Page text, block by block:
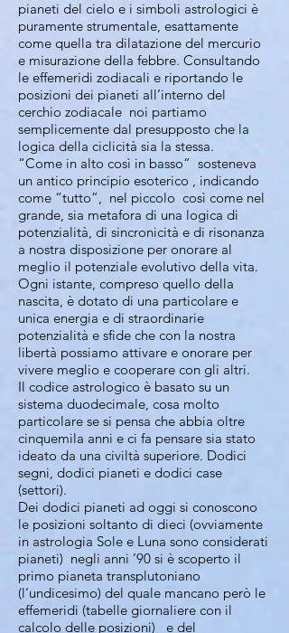
pianeti del cielo e i simboli astrologici è
puramente strumentale, esattamente
come quella tra dilatazione del mercurio
e misurazione della febbre. Consultando
le effemeridi zodiacali e riportando le
posizioni dei pianeti all’interno del
cerchio zodiacale noi partiamo
semplicemente dal presupposto che la
logica della ciclicità sia la stessa.
“Come in alto così in basso” sosteneva
un antico principio esoterico , indicando
come “tutto”, nel piccolo così come nel
grande, sia metafora di una logica di
potenzialità, di sincronicità e di risonanza
a nostra disposizione per onorare al
meglio il potenziale evolutivo della vita.
Ogni istante, compreso quello della
nascita, è dotato di una particolare e
unica energia e di straordinarie
potenzialità e sfide che con la nostra
libertà possiamo attivare e onorare per
vivere meglio e cooperare con gli altri.
Il codice astrologico è basato su un
sistema duodecimale, cosa molto
particolare se si pensa che abbia oltre
cinquemila anni e ci fa pensare sia stato
ideato da una civiltà superiore. Dodici
segni, dodici pianeti e dodici case
(settori).
Dei dodici pianeti ad oggi si conoscono
le posizioni soltanto di dieci (ovviamente
in astrologia Sole e Luna sono considerati
pianeti) negli anni ’90 si è scoperto il
primo pianeta transplutoniano
(l’undicesimo) del quale mancano però le
effemeridi (tabelle giornaliere con il
calcolo delle posizioni) e del